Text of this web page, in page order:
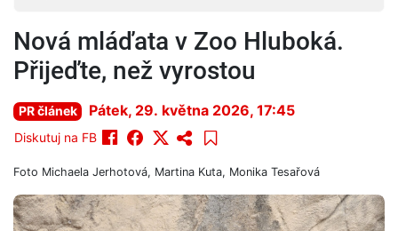
Nová mláďata v Zoo Hluboká.
Přijeďte, než vyrostou
PR článek Pátek, 29. května 2026, 17:45
Diskutuj na FB
Foto Michaela Jerhotová, Martina Kuta, Monika Tesařová